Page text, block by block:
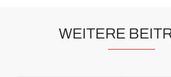
WEITERE